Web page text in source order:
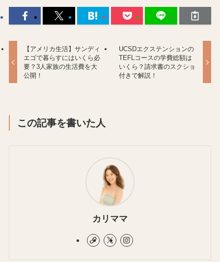
【アメリカ生活】サンディ
エゴで暮らすにはいくら必
要？3人家族の生活費を大
公開！
UCSDエクステンションの
TEFLコースの学費総額は
いくら？請求書のスクショ
付きで解説！
この記事を書いた人
カリママ